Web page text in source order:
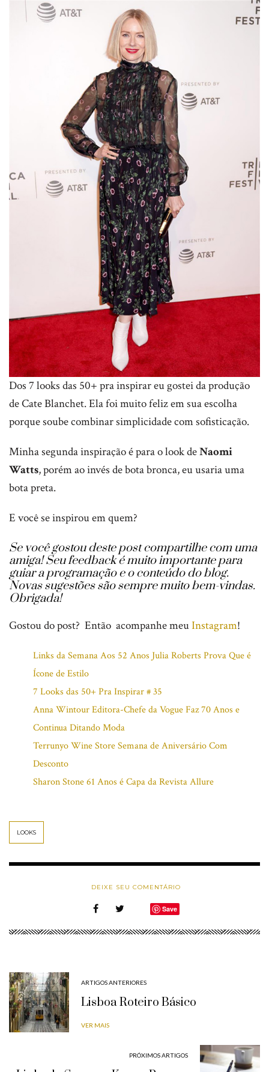
Dos 7 looks das 50+ pra inspirar eu gostei da produção
de Cate Blanchet. Ela foi muito feliz em sua escolha
porque soube combinar simplicidade com sofisticação.
Minha segunda inspiração é para o look deNaomi
Watts, porém ao invés de bota bronca, eu usaria uma
bota preta.
E você se inspirou em quem?
Se você gostou deste post compartilhe com uma
amiga! Seu feedback é muito importante para
guiar a programação e o conteúdo do blog.
Novas sugestões são sempre muito bem-vindas.
Obrigada!
Gostou do post? Então acompanhe meuInstagram!
Links da Semana Aos 52 Anos Julia Roberts Prova Que é
Ícone de Estilo
7 Looks das 50+ Pra Inspirar # 35
Anna Wintour Editora-Chefe da Vogue Faz 70 Anos e
Continua Ditando Moda
Terrunyo Wine Store Semana de Aniversário Com
Desconto
Sharon Stone 61 Anos é Capa da Revista Allure
LOOKS
DEIXE SEU COMENTÁRIO
Save
ARTIGOS ANTERIORES
Lisboa Roteiro Básico
VER MAIS
PRÓXIMOS ARTIGOS